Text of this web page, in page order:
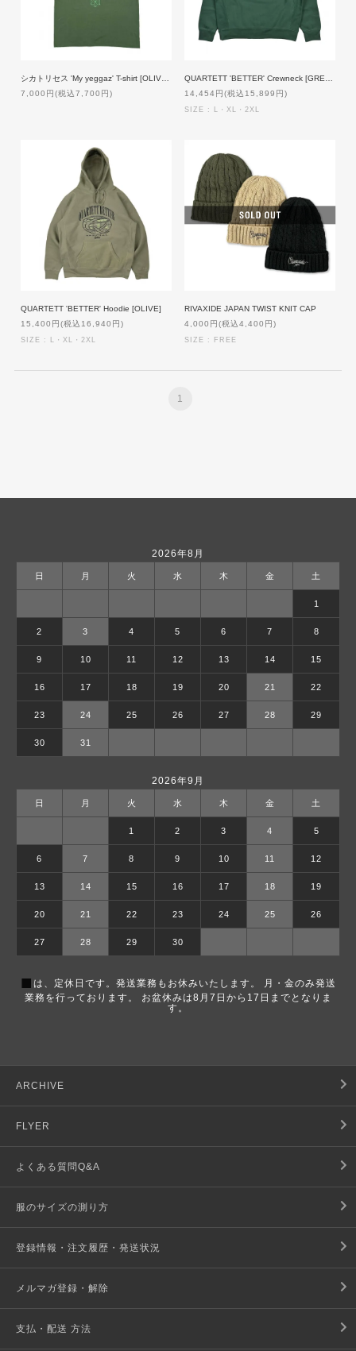
7,000円(税込7,700円)
14,454円(税込15,899円)
SIZE : L・XL・2XL
QUARTETT 'BETTER' Hoodie [OLIVE]
15,400円(税込16,940円)
SIZE : L・XL・2XL
RIVAXIDE JAPAN TWIST KNIT CAP
4,000円(税込4,400円)
SIZE : FREE
1
2026年8月
日 月 火 水 木 金 土
1
2 3 4 5 6 7 8
9 10 11 12 13 14 15
16 17 18 19 20 21 22
23 24 25 26 27 28 29
30 31
2026年9月
日 月 火 水 木 金 土
1 2 3 4 5
6 7 8 9 10 11 12
13 14 15 16 17 18 19
20 21 22 23 24 25 26
27 28 29 30
■ は、定休日です。発送業務もお休みいたします。 月・金のみ発送
業務を行っております。 お盆休みは8月7日から17日までとなりま
す。
ARCHIVE
FLYER
よくある質問Q&A
服のサイズの測り方
登録情報・注文履歴・発送状況
メルマガ登録・解除
支払・配送 方法